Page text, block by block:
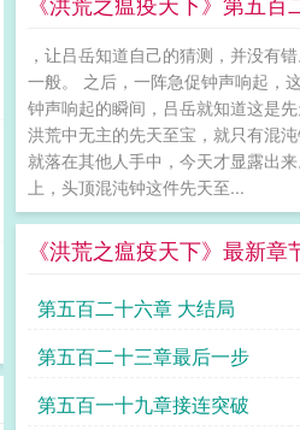
，让吕岳知道自己的猜测，并没有
一般。 之后，一阵急促钟声响起，
钟声响起的瞬间，吕岳就知道这是
洪荒中无主的先天至宝，就只有混
就落在其他人手中，今天才显露出
上，头顶混沌钟这件先天至...
《洪荒之瘟疫天下》最新章
第五百二十六章 大结局
第五百二十三章最后一步
第五百一十九章接连突破